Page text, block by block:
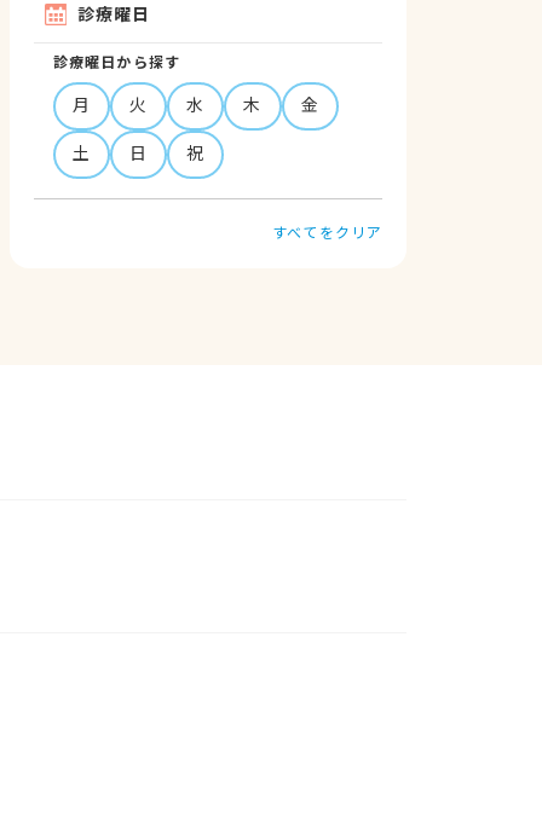
診療曜日
診療曜日から探す
月 火 水 木
金
土
日 祝
すべてをクリア